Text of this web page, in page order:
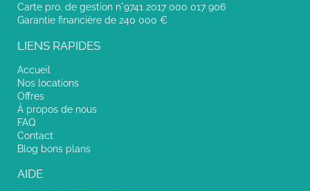
Carte pro. de gestion n°9741 2017 000 017 906
Garantie financière de 240 000 €
LIENS RAPIDES
Accueil
Nos locations
Offres
À propos de nous
FAQ
Contact
Blog bons plans
AIDE